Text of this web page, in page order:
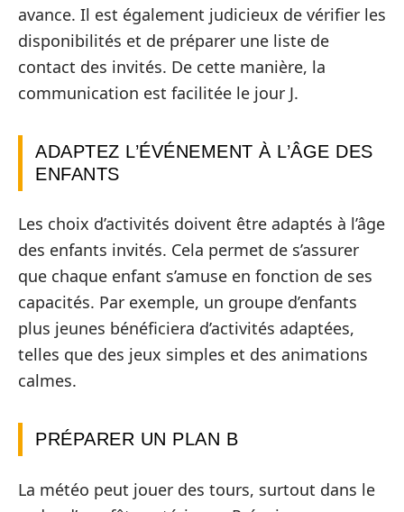
avance. Il est également judicieux de vérifier les
disponibilités et de préparer une liste de
contact des invités. De cette manière, la
communication est facilitée le jour J.
ADAPTEZ L’ÉVÉNEMENT À L’ÂGE DES
ENFANTS
Les choix d’activités doivent être adaptés à l’âge
des enfants invités. Cela permet de s’assurer
que chaque enfant s’amuse en fonction de ses
capacités. Par exemple, un groupe d’enfants
plus jeunes bénéficiera d’activités adaptées,
telles que des jeux simples et des animations
calmes.
PRÉPARER UN PLAN B
La météo peut jouer des tours, surtout dans le